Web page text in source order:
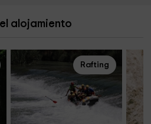
alojamiento
Rafting